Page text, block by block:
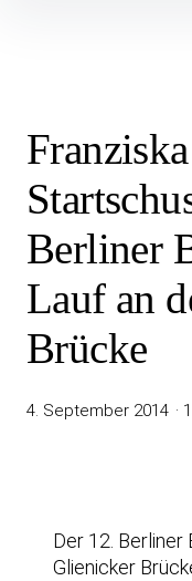
Berliner
Lauf an
Brücke
4. September 2014
Der 12. Berliner
Glienicker